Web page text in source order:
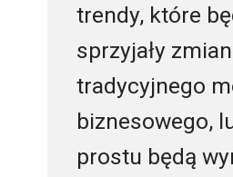
trendy, które
sprzyjały
tradycyjnego
biznesowego,
prostu będą